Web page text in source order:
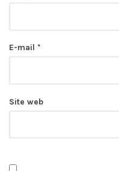
E-mail *
Site web